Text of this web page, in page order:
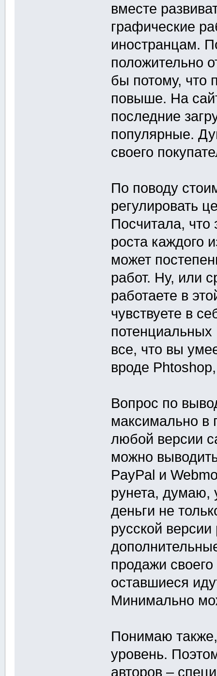
вместе
графические
иностранцам.
положительно
бы потому, что
повыше. На
последние
популярные.
своего
По поводу
регулировать
Посчитала,
роста каждого
может
работ. Ну, или
работаете в
чувствуете в
все, что вы
вроде
Вопрос по
максимально в
любой версии
можно
PayPal и
рунета, думаю,
деньги не
русской
продажи
оставшиеся
Минимально
Понимаю
уровень.
авторов –